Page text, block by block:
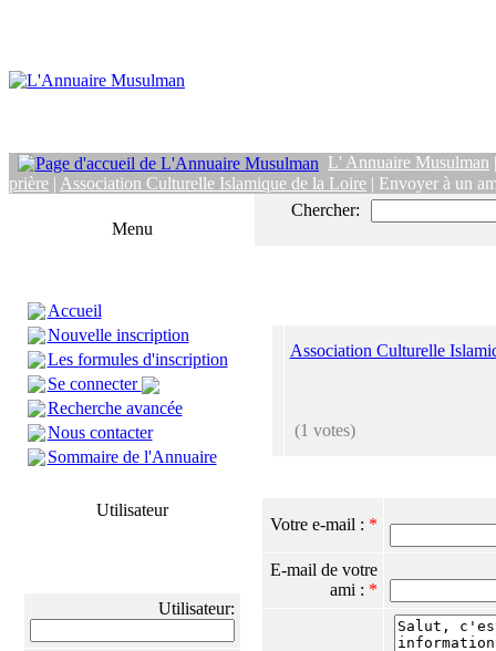
L' Annuaire Musulman
prière | Association Culturelle Islamique de la Loire | Envoyer à un
Menu
Accueil
Nouvelle inscription
Les formules d'inscription
Se connecter
Recherche avancée
Nous contacter
Sommaire de l'Annuaire
Utilisateur
Utilisateur:
Chercher:
Association Culturelle
(1 votes)
Votre e-mail : *
E-mail de votre
ami : *